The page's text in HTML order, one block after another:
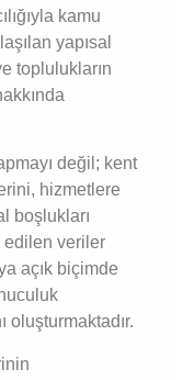
kamu
yapısal
toplulukların
değil; kent
hizmetlere
boşlukları
edilen veriler
açık biçimde
oluşturmaktadır.